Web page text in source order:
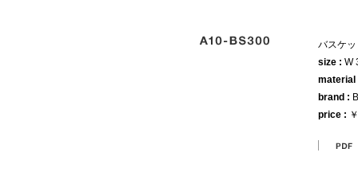
バスケ
size : W
brand :
price :